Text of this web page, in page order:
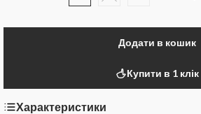
Додати в кошик
Купити в 1 клік
Характеристики